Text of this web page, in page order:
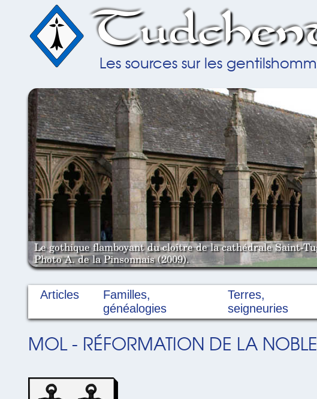
Les sources sur les
Le gothique flamboyant du cloître de la cathédrale Saint-
Photo A. de la Pinsonnais (2009).
Articles
Familles,
généalogies
Terres,
seigneuries
MOL - RÉFORMATION DE LA